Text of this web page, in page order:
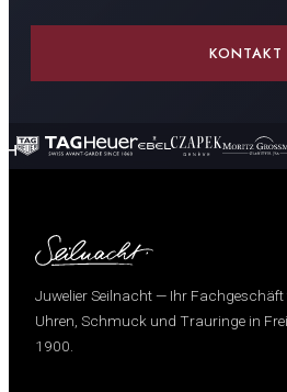
KONTAKT
Juwelier Seilnacht — Ihr Fachgeschäft
Uhren, Schmuck und Trauringe in
1900.